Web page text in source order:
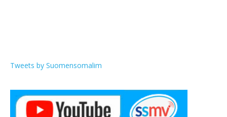
Tweets by Suomensomalim